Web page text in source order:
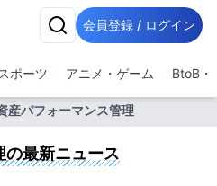
会員登録 / ログイン
スポーツ アニメ・ゲーム BtoB・
産パフォーマンス管理
の最新ニュース